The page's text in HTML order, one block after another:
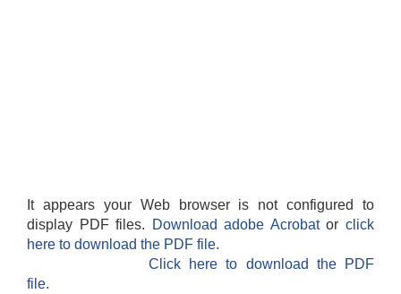
It appears your Web browser is not configured to
display PDF files.
Download adobe Acrobatorclick
here to download the PDF file.
Click here to download the PDF
file.